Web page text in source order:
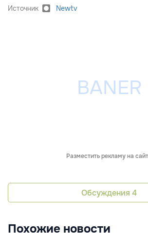
Источник Newtv
Разместить рекламу на
Обсуждения 4
Похожие новости